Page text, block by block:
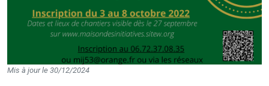
Mis à jour le 30/12/2024